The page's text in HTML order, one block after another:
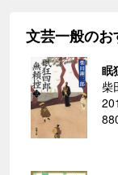
文芸一般の
眠
柴